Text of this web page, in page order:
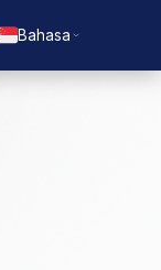
Bahasa